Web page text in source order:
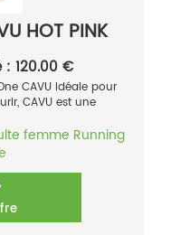
HOT PINK
: 120.00 €
CAVU Idéale pour
CAVU est une
femme Running